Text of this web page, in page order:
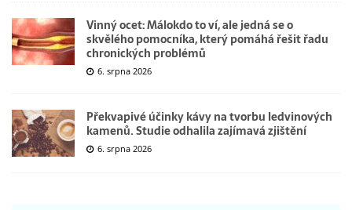
Vinný ocet: Málokdo to ví, ale jedná se o
skvělého pomocníka, který pomáhá řešit řadu
chronických problémů
6. srpna 2026
Překvapivé účinky kávy na tvorbu ledvinových
kamenů. Studie odhalila zajímavá zjištění
6. srpna 2026